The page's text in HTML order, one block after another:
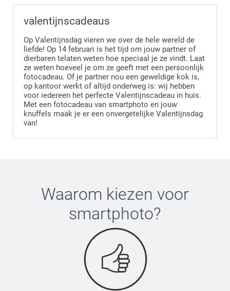
valentijnscadeaus
Op Valentijnsdag vieren we over de hele wereld de
liefde! Op 14 februari is het tijd om jouw partner of
dierbaren telaten weten hoe speciaal je ze vindt. Laat
ze weten hoeveel je om ze geeft met een persoonlijk
fotocadeau. Of je partner nou een geweldige kok is,
op kantoor werkt of altijd onderweg is: wij hebben
voor iedereen het perfecte Valentijnscadeau in huis.
Met een fotocadeau van smartphoto en jouw
knuffels maak je er een onvergetelijke Valentijnsdag
van!
Waarom kiezen voor
smartphoto?